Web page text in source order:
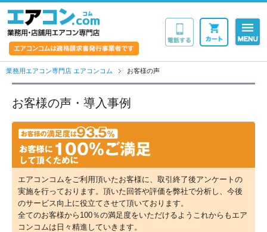
業務用エアコン専門店 エアコンコム お客様の声
お客様の声・導入事例
エアコンコムをご利用頂いたお客様に、取引終了後アンケートの
実施を行っております。頂いた回答や評価を弊社で分析し、今後
のサービス向上に役立てさせて頂いております。
全てのお客様から100％の満足度をいただけるようこれからもエア
コンコムは日々精進していきます。